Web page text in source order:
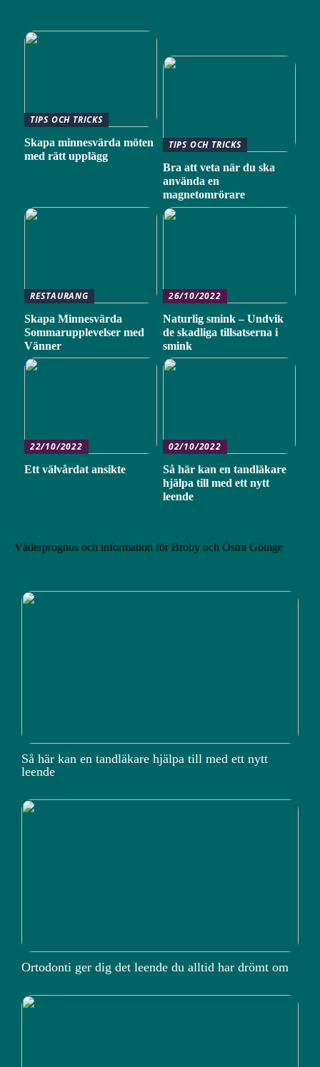
TIPS OCH TRICKS
Skapa minnesvärda möten
med rätt upplägg
TIPS OCH TRICKS
Bra att veta när du ska
använda en
magnetomrörare
RESTAURANG
Skapa Minnesvärda
Sommarupplevelser med
Vänner
26/10/2022
Naturlig smink – Undvik
de skadliga tillsatserna i
smink
22/10/2022
Ett välvårdat ansikte
02/10/2022
Så här kan en tandläkare
hjälpa till med ett nytt
leende
Väderprognos och information för Broby och Östra Göinge
Så här kan en tandläkare hjälpa till med ett nytt
leende
Ortodonti ger dig det leende du alltid har drömt om